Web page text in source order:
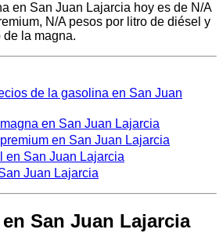
en San Juan Lajarcia hoy es de N/A
N/A pesos por litro de diésel y
de la magna.
de la gasolina en San Juan
en San Juan Lajarcia
en San Juan Lajarcia
en San Juan Lajarcia
Juan Lajarcia
San Juan Lajarcia